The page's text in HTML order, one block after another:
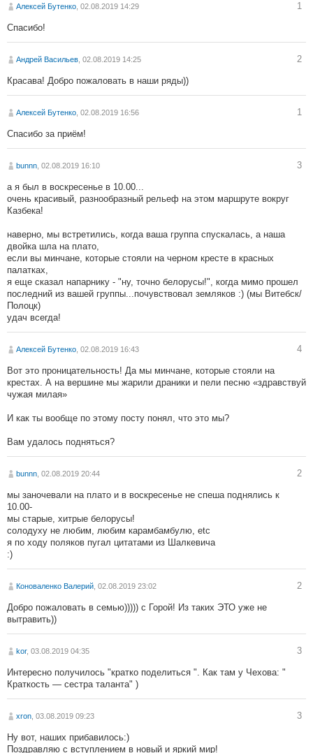
Алексей Бутенко , 02.08.2019 14:29 1
Спасибо!
Андрей Васильев , 02.08.2019 14:25 2
Красава! Добро пожаловать в наши ряды))
Алексей Бутенко , 02.08.2019 16:56 1
Спасибо за приём!
bunnn , 02.08.2019 16:10 3
а я был в воскресенье в 10.00...
очень красивый, разнообразный рельеф на этом маршруте вокруг
Казбека!
наверно, мы встретились, когда ваша группа спускалась, а наша
двойка шла на плато,
если вы минчане, которые стояли на черном кресте в красных
палатках,
я еще сказал напарнику - "ну, точно белорусы!", когда мимо прошел
последний из вашей группы...почувствовал земляков :) (мы Витебск/
Полоцк)
удач всегда!
Алексей Бутенко , 02.08.2019 16:43 4
Вот это проницательность! Да мы минчане, которые стояли на
крестах. А на вершине мы жарили драники и пели песню «здравствуй
чужая милая»
И как ты вообще по этому посту понял, что это мы?
Вам удалось подняться?
bunnn , 02.08.2019 20:44 2
мы заночевали на плато и в воскресенье не спеша поднялись к
10.00-
мы старые, хитрые белорусы!
солодуху не любим, любим карамбамбулю, etc
я по ходу поляков пугал цитатами из Шалкевича
:)
Коноваленко Валерий , 02.08.2019 23:02 2
Добро пожаловать в семью))))) с Горой! Из таких ЭТО уже не
вытравить))
kor, 03.08.2019 04:35 3
Интересно получилось "кратко поделиться ". Как там у Чехова: "
Краткость — сестра таланта" )
xron , 03.08.2019 09:23 3
Ну вот, наших прибавилось:)
Поздравляю с вступлением в новый и яркий мир!